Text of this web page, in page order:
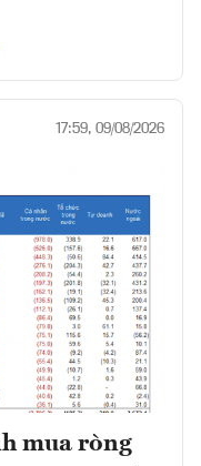
17:59, 09/08/2026
mua ròng